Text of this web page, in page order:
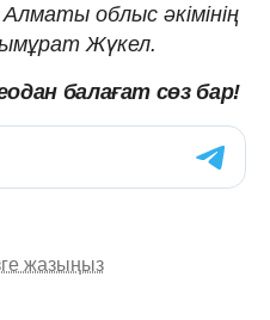
облыс әкімінің
Жүкел.
балағат сөз бар!
жазыңыз